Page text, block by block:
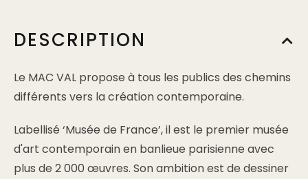
DESCRIPTION
Le MAC VAL propose à tous les publics des chemins
différents vers la création contemporaine.
Labellisé ‘Musée de France’, il est le premier musée
d'art contemporain en banlieue parisienne avec
plus de 2 000 œuvres. Son ambition est de dessiner